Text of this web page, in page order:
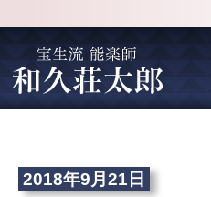
2018年9月21日